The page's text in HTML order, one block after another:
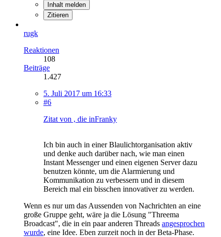
Inhalt melden
Zitieren
rugk
Reaktionen
108
Beiträge
1.427
5. Juli 2017 um 16:33
#6
Zitat von , die inFranky
Ich bin auch in einer Blaulichtorganisation aktiv
und denke auch darüber nach, wie man einen
Instant Messenger und einen eigenen Server dazu
benutzen könnte, um die Alarmierung und
Kommunikation zu verbessern und in diesem
Bereich mal ein bisschen innovativer zu werden.
Wenn es nur um das Aussenden von Nachrichten an eine
große Gruppe geht, wäre ja die Lösung "Threema
Broadcast", die in ein paar anderen Threads angesprochen
wurde, eine Idee. Eben zurzeit noch in der Beta-Phase.